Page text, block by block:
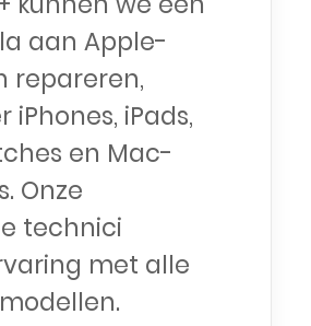
aan Apple-
repareren,
iPads,
en Mac-
Onze
technici
met alle